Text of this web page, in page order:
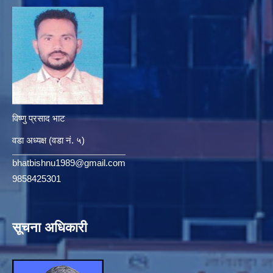
विष्णु प्रसाद भाट
वडा अध्यक्ष (वडा नं. ५)
bhatbishnu1989@gmail.com
9858425301
सूचना अधिकारी